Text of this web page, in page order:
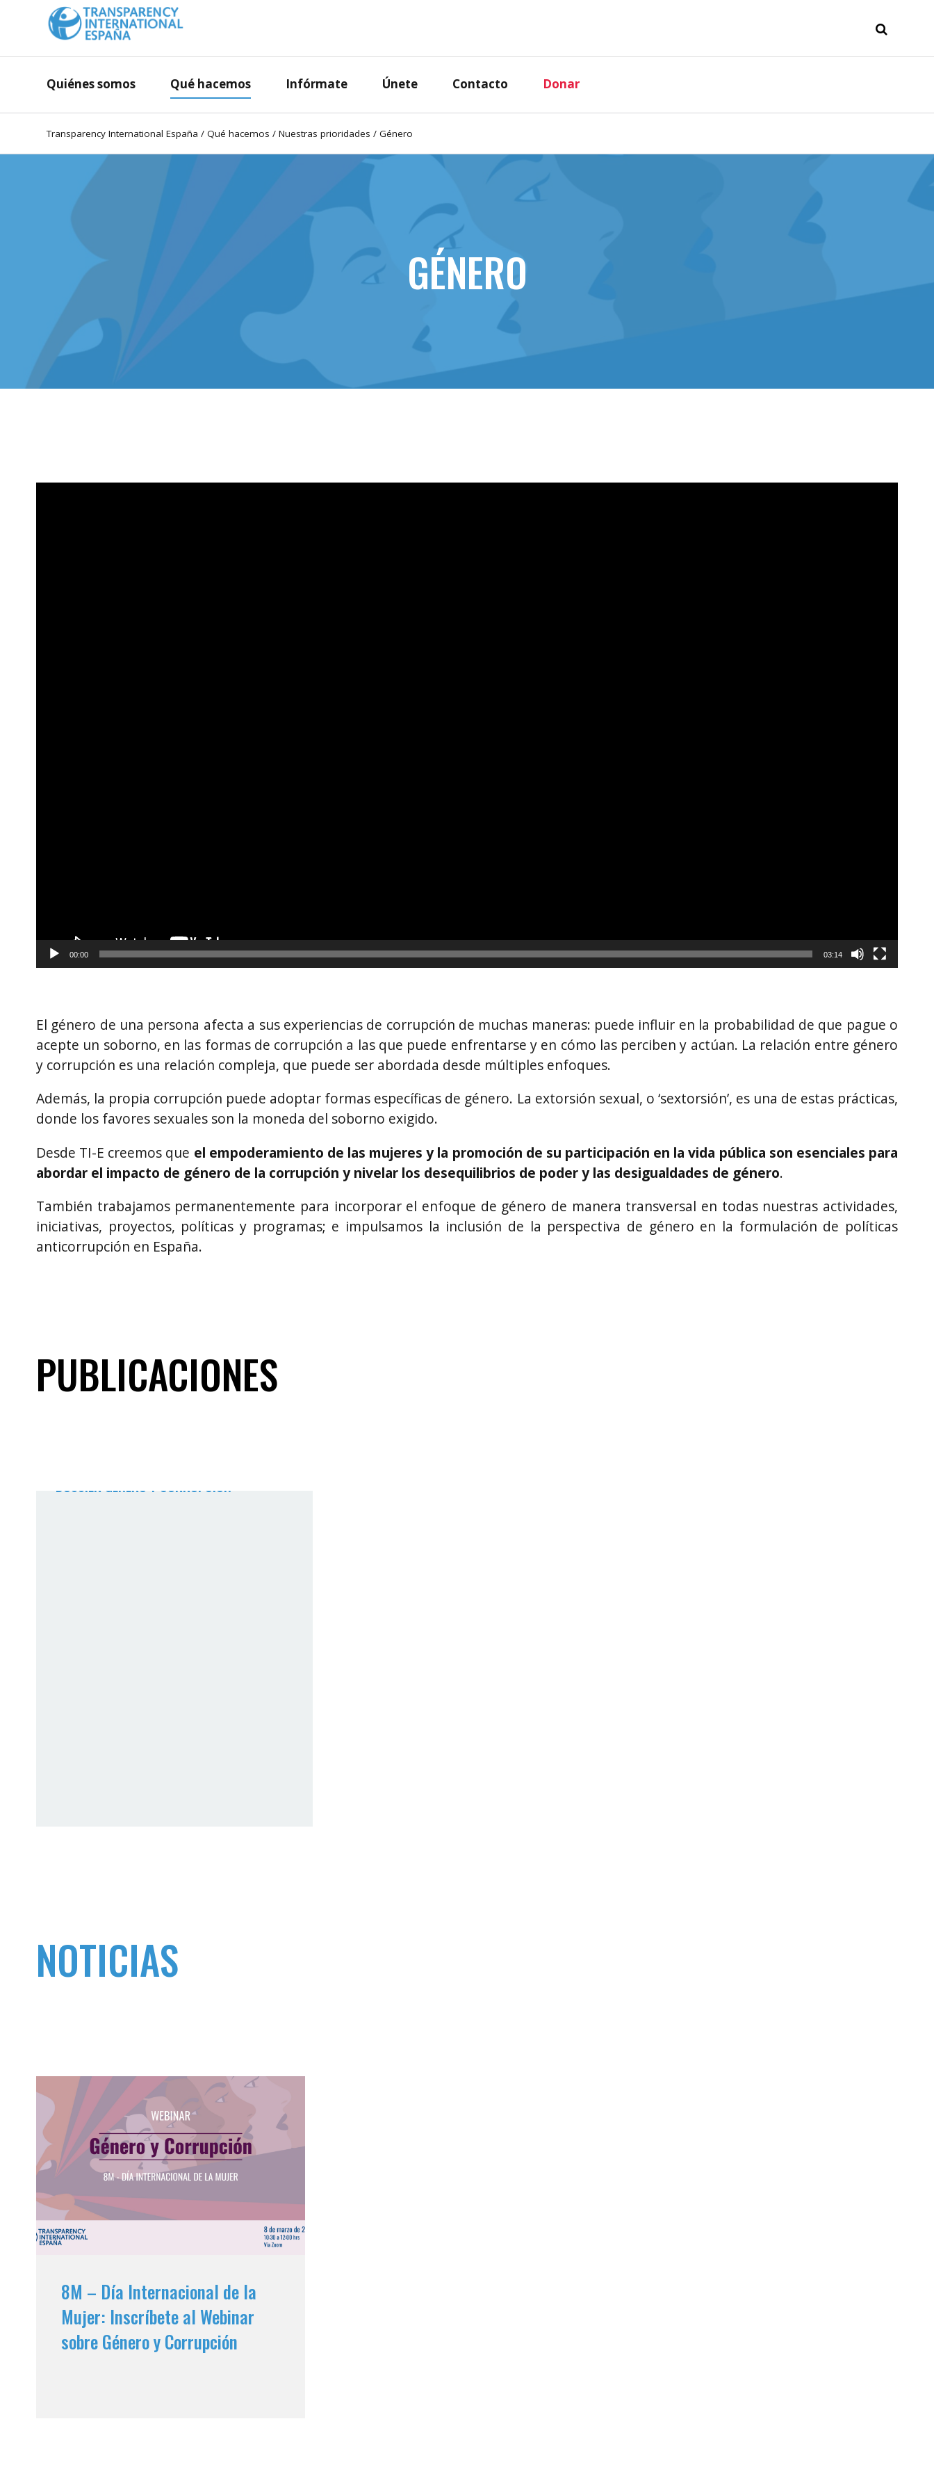
Quiénes somos Qué hacemos Infórmate Únete Contacto Donar
Transparency International España /Qué hacemos /Nuestras prioridades /Género
GÉNERO
00:00 03:14
El género de una persona afecta a sus experiencias de corrupción de muchas maneras: puede influir en la probabilidad de que pague o
acepte un soborno, en las formas de corrupción a las que puede enfrentarse y en cómo las perciben y actúan. La relación entre género
y corrupción es una relación compleja, que puede ser abordada desde múltiples enfoques.
Además, la propia corrupción puede adoptar formas específicas de género. La extorsión sexual, o ‘sextorsión’, es una de estas prácticas,
donde los favores sexuales son la moneda del soborno exigido.
Desde TI-E creemos que el empoderamiento de las mujeres y la promoción de su participación en la vida pública son esenciales para
abordar el impacto de género de la corrupción y nivelar los desequilibrios de poder y las desigualdades de género.
También trabajamos permanentemente para incorporar el enfoque de género de manera transversal en todas nuestras actividades,
iniciativas, proyectos, políticas y programas; e impulsamos la inclusión de la perspectiva de género en la formulación de políticas
anticorrupción en España.
PUBLICACIONES
DOSSIER GÉNERO Y CORRUPCIÓN
NOTICIAS
8M – Día Internacional de la
Mujer: Inscríbete al Webinar
sobre Género y Corrupción